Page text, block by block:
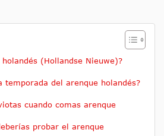
(Hollandse Nieuwe)?
temporada del arenque holandés?
cuando comas arenque
probar el arenque